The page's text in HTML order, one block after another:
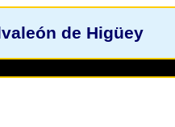
de Higüey